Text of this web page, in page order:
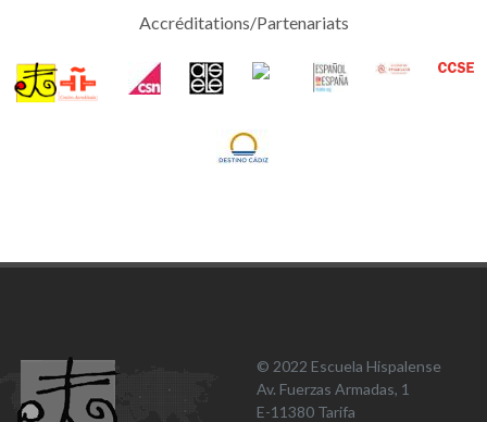
Accréditations/Partenariats
© 2022 Escuela Hispalense
Av. Fuerzas Armadas, 1
E-11380 Tarifa